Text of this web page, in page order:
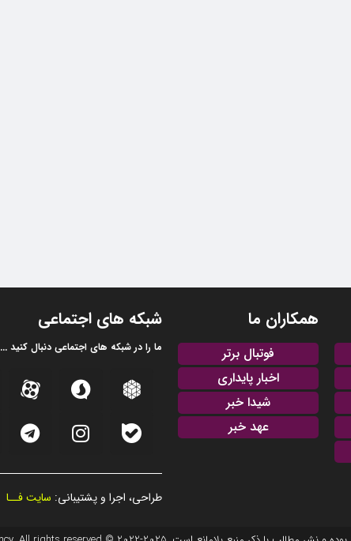
همکاران ما
فوتبال برتر
اخبار پایداری
شیدا خبر
عهد خبر
شبکه های اجتماعی
ما را در شبکه های اجتماعی دنبال کنید ...
طراحی، اجرا و پشتیبانی: سایت فــا